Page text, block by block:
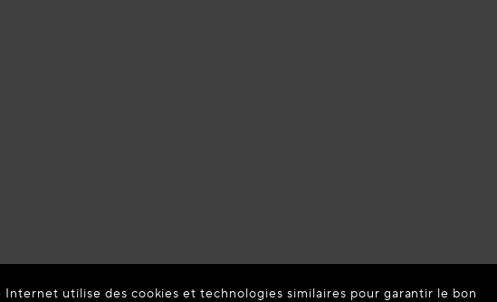
Internet utilise des cookies et technologies similaires pour garantir le bon